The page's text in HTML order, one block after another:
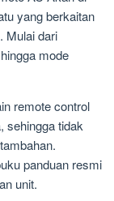
yang berkaitan
Mulai dari
mode
remote control
sehingga tidak
panduan resmi
unit.